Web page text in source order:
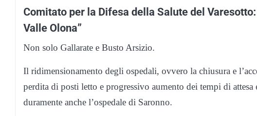
Comitato per la Difesa della Salute del
Valle Olona”
Non solo Gallarate e Busto Arsizio.
Il ridimensionamento degli ospedali, ovvero la chiusura e
perdita di posti letto e progressivo aumento dei tempi di
duramente anche l’ospedale di Saronno.